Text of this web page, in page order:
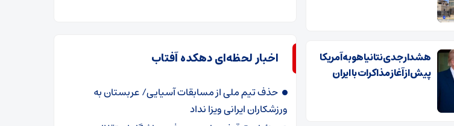
هشدار جدی نتانیاهو به آمریکا
پیش از آغاز مذاکرات با ایران
اخبار لحظه‌ای دهکده آفتاب
حذف تیم ملی از مسابقات آسیایی/ عربستان به
ورزشکاران ایرانی ویزا نداد